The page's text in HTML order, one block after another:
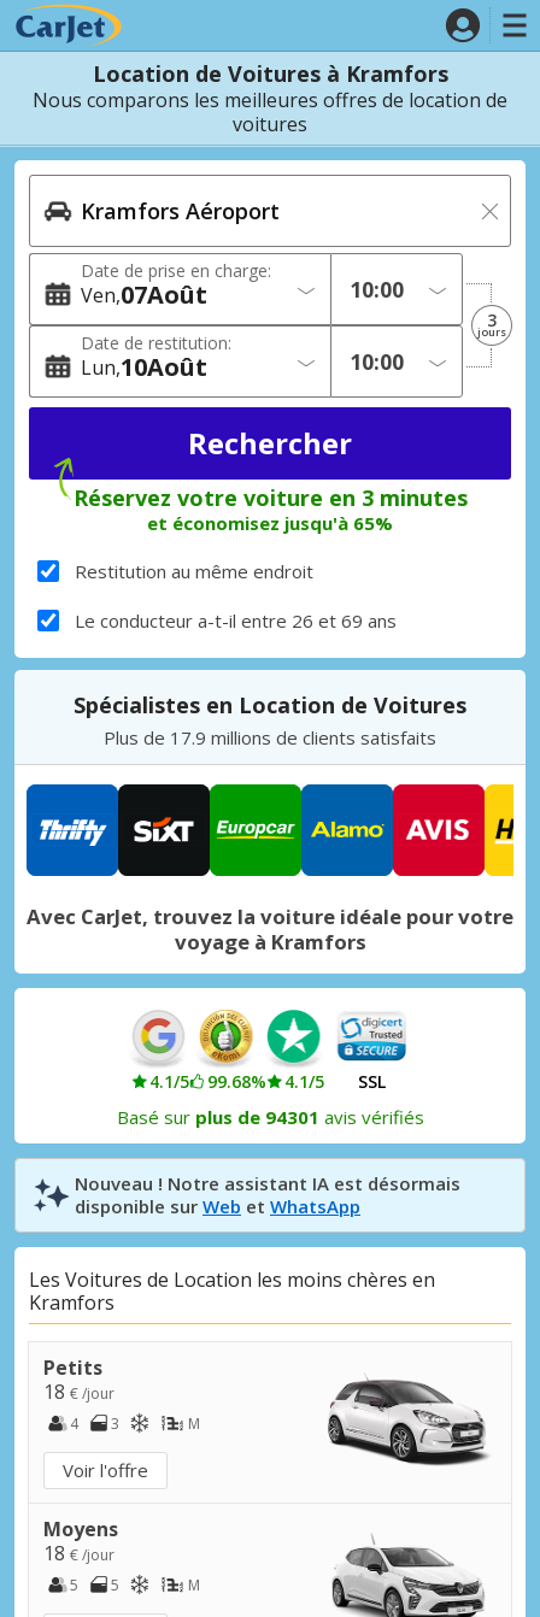
Location de Voitures à Kramfors
Nous comparons les meilleures offres de location de
voitures
Date de prise en charge:
Ven 07Août
Date de restitution:
Lun 10Août
3
jours
Réservez votre voiture en 3 minutes
et économisez jusqu'à 65%
Restitution au même endroit
Le conducteur a-t-il entre 26 et 69 ans
Spécialistes en Location de Voitures
Plus de 17.9 millions de clients satisfaits
Avec CarJet, trouvez la voiture idéale pour votre
voyage à Kramfors
4.1/5 99.68% 4.1/5 SSL
Basé sur plus de 94301 avis vérifiés
Nouveau ! Notre assistant IA est désormais
disponible sur Web et WhatsApp
Les Voitures de Location les moins chères en
Kramfors
Petits
18 € /jour
4
3 M
Voir l'offre
Moyens
18 € /jour
5
5 M